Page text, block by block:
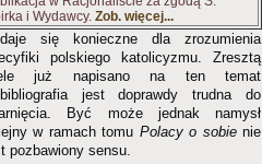
i Wydawcy. Zob. więcej...
się konieczne dla zrozumienia
polskiego katolicyzmu. Zresztą
już napisano na ten temat
jest doprawdy trudna do
Być może jednak namysł
w ramach tomu Polacy o sobienie
pozbawiony sensu.